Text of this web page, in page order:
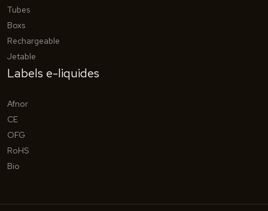
Tubes
Boxs
Rechargeable
Jetable
Labels e-liquides
Afnor
CE
OFG
RoHS
Bio